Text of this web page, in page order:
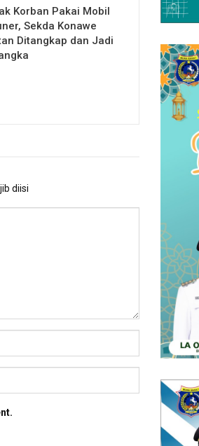
Korban Pakai Mobil
Sekda Konawe
Ditangkap dan Jadi
diisi